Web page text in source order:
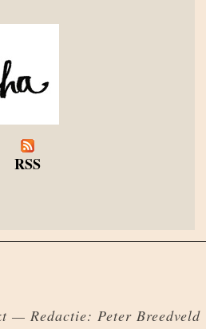
RSS
— Redactie: Peter Breedveld